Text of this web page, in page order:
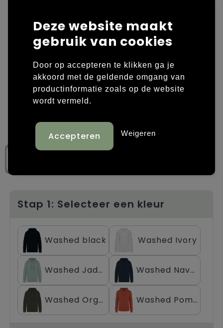
Laptop hoezen en tassen
Overige tassen
Papieren tassen
Promotietassen
Rugzakken
Tassen voor sport
Trolleys
Overige kleding
Polo's
Sweaters bedrukken
T-shirts bedrukken
Schoenen bedrukken
Stap 1: Selecteer een kleur
Washed black Washed Ivory
Washed Jade Green Washed Navy Blue
Washed Organic Khaki Washed Pomelo
Deze website maakt
gebruik van cookies
Door op accepteren te klikken ga je
akkoord met de geldende omgang van
productinformatie zoals op de website
wordt vermeld.
Weigeren